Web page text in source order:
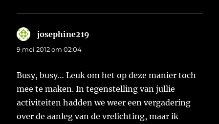
josephine219
9 mei 2012 om 02:04
Busy, busy… Leuk om het op deze manier toch
mee te maken. In tegenstelling van jullie
activiteiten hadden we weer een vergadering
over de aanleg van de vrelichting, maar ik